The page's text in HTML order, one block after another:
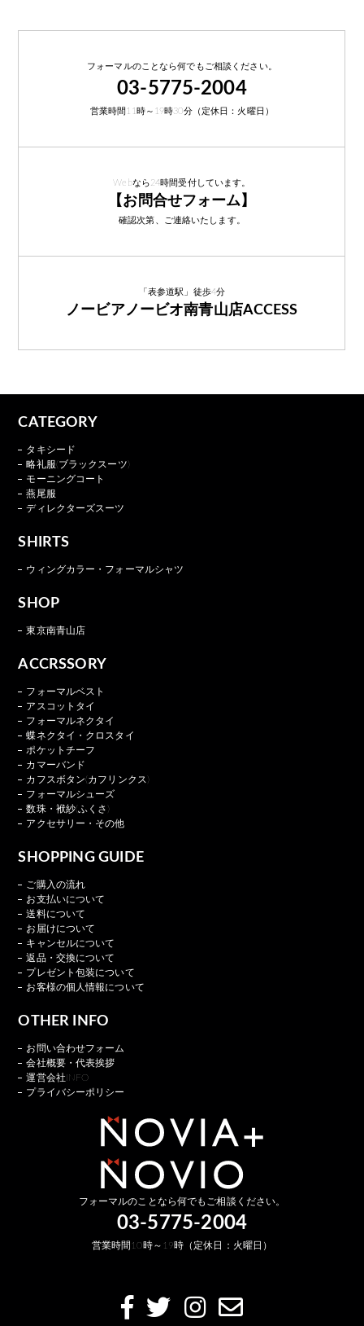
フォーマルのことなら何でもご相談ください。
03-5775-2004
営業時間11時～19時30分（定休日：火曜日）
Webなら24時間受付しています。
【お問合せフォーム】
確認次第、ご連絡いたします。
「表参道駅」徒歩4分
ノービアノービオ南青山店ACCESS
フォーマルのことなら何でもご相談ください。
03-5775-2004
営業時間10時～19時（定休日：火曜日）
CATEGORY
タキシード
略礼服(ブラックスーツ)
モーニングコート
燕尾服
ディレクターズスーツ
SHIRTS
ウィングカラー・フォーマルシャツ
SHOP
東京南青山店
ACCRSSORY
フォーマルベスト
アスコットタイ
フォーマルネクタイ
蝶ネクタイ・クロスタイ
ポケットチーフ
カマーバンド
カフスボタン(カフリンクス)
フォーマルシューズ
数珠・袱紗(ふくさ)
アクセサリー・その他
SHOPPING GUIDE
ご購入の流れ
お支払いについて
送料について
お届けについて
キャンセルについて
返品・交換について
プレゼント包装について
お客様の個人情報について
OTHER INFO
お問い合わせフォーム
会社概要・代表挨拶
運営会社INFO
プライバシーポリシー